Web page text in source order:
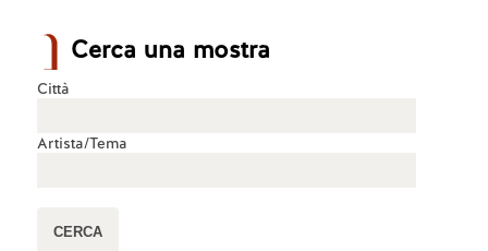
Cerca una mostra
Città
Artista/Tema